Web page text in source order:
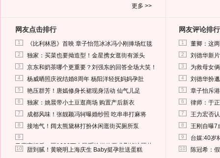
更多 >>
网友点击排行
1 《比利林恩》首映 章子怡范冰冰冯小刚捧场红毯
2 独家：买菜也要拗造型！金星携女逛街有派头
3 京东和奶茶哪个更重要？刘强东的回答全场大笑！
4 杨威晒照庆祝结婚8周年 杨阳洋轻抚妈妈孕肚
5 艳压群芳！唐嫣修身长裙现身活动 仙气儿足
6 独家：姚晨带小土豆逛商场 购置产后新衣
7 成都风味！张靓颖冯轲曝婚纱照 吃串串打麻将
8 接地气！阔太熊黛林打扮休闲逛街买厕所泵
9
马蓉离婚后，砸1000万人民币给媒体要求删掉这照片
10 甜到腻！黄晓明上海庆生 Baby挺孕肚送蛋糕
网友评论排行
1 董卿：这
2 刘德华新
3 为救母女
4 刘德华扮
5 章子怡斥
6 律师：于
7 王力宏否
8 王刚自曝7
9 台媒:40岁
10 陈冠希：